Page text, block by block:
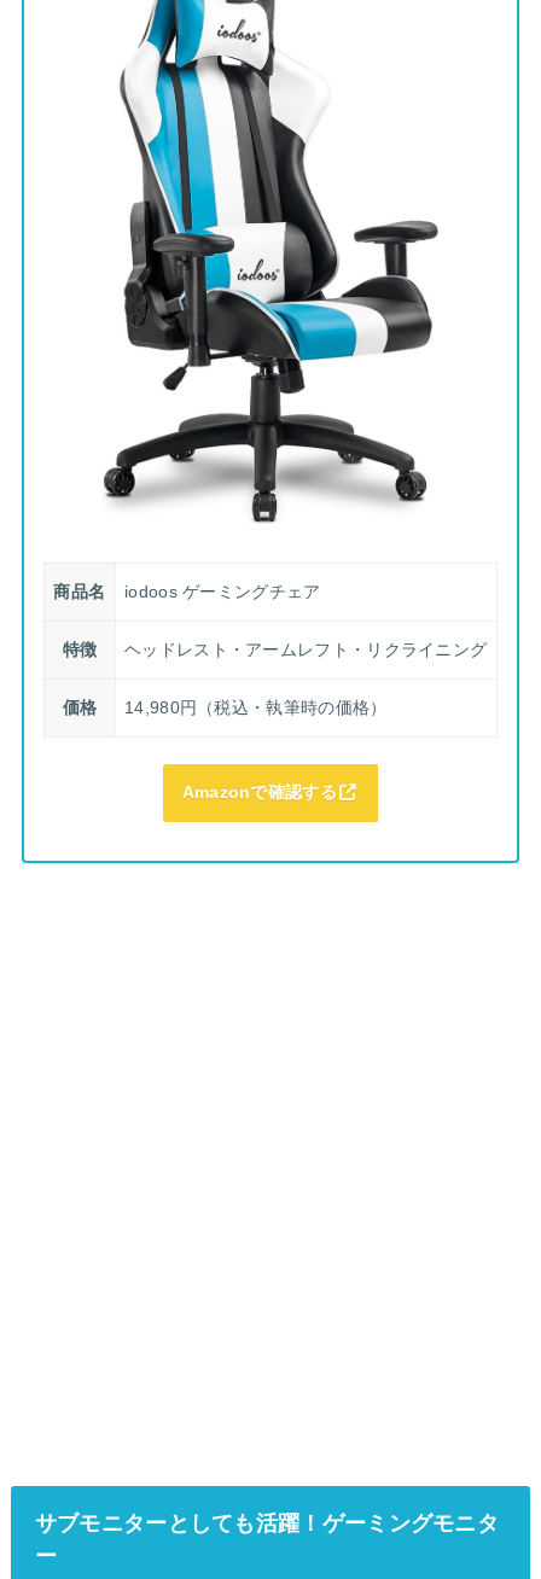
商品名 iodoos ゲーミングチェア
特徴 ヘッドレスト・アームレフト・リクライニング
価格 14,980円（税込・執筆時の価格）
Amazonで確認する
サブモニターとしても活躍！ゲーミングモニタ
ー